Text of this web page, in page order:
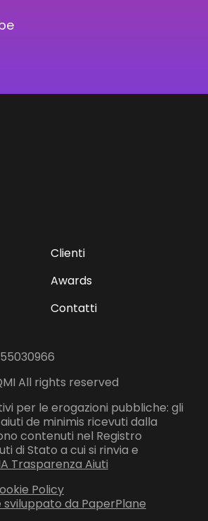
Clienti
Awards
Contatti
All rights reserved
per le erogazioni pubbliche: gli
de minimis ricevuti dalla
contenuti nel Registro
di Stato a cui si rinvia e
Trasparenza Aiuti
Policy
da PaperPlane